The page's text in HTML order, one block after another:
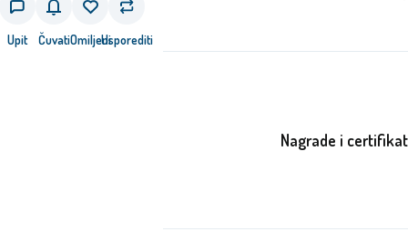
Upit ČuvatiOmiljeniUsporediti
Nagrade i